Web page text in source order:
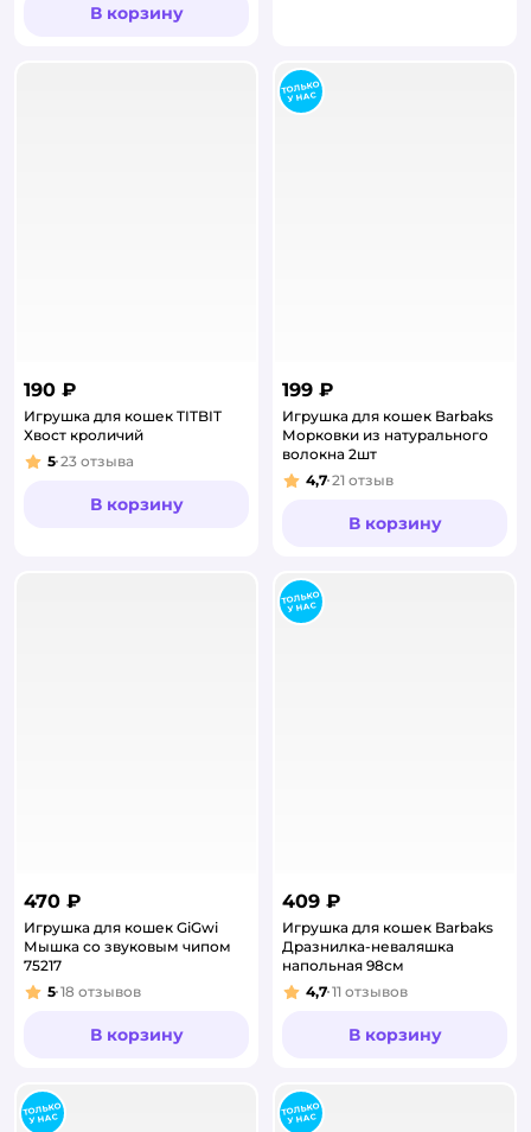
В корзину
190 ₽
Игрушка для кошек TITBIT
Хвост кроличий
Рейтинг:
5 23 отзыва
В корзину
199 ₽
Игрушка для кошек Barbaks
Морковки из натурального
волокна 2шт
Рейтинг:
4,7 21 отзыв
В корзину
470 ₽
Игрушка для кошек GiGwi
Мышка со звуковым чипом
75217
Рейтинг:
5 18 отзывов
В корзину
409 ₽
Игрушка для кошек Barbaks
Дразнилка-неваляшка
напольная 98см
Рейтинг:
4,7 11 отзывов
В корзину